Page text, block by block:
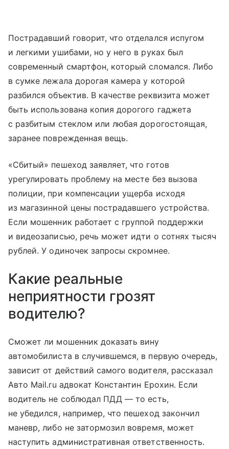
Пострадавший говорит, что отделался испугом
и легкими ушибами, но у него в руках был
современный смартфон, который сломался. Либо
в сумке лежала дорогая камера у которой
разбился объектив. В качестве реквизита может
быть использована копия дорогого гаджета
с разбитым стеклом или любая дорогостоящая,
заранее поврежденная вещь.
«Сбитый» пешеход заявляет, что готов
урегулировать проблему на месте без вызова
полиции, при компенсации ущерба исходя
из магазинной цены пострадавшего устройства.
Если мошенник работает с группой поддержки
и видеозаписью, речь может идти о сотнях тысяч
рублей. У одиночек запросы скромнее.
Какие реальные
неприятности грозят
водителю?
Сможет ли мошенник доказать вину
автомобилиста в случившемся, в первую очередь,
зависит от действий самого водителя, рассказал
Авто Mail.ru адвокат Константин Ерохин. Если
водитель не соблюдал ПДД — то есть,
не убедился, например, что пешеход закончил
маневр, либо не затормозил вовремя, может
наступить административная ответственность.